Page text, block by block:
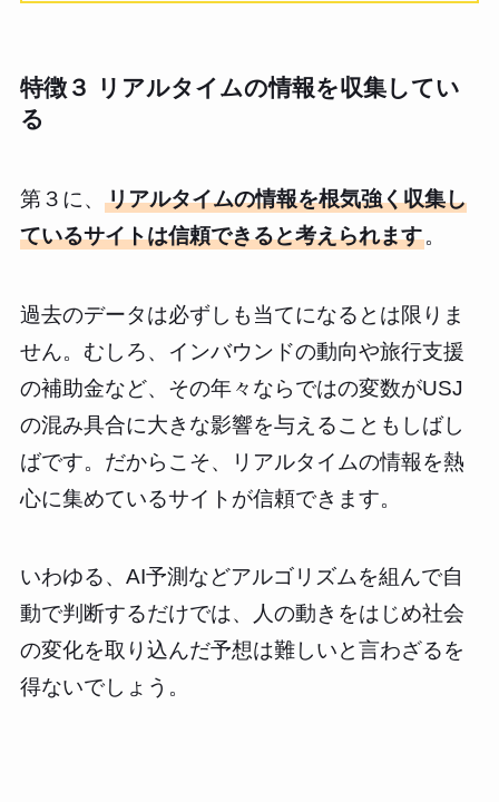
特徴３ リアルタイムの情報を収集してい
る
第３に、 リアルタイムの情報を根気強く収集し
ているサイトは信頼できると考えられます。
過去のデータは必ずしも当てになるとは限りま
せん。むしろ、インバウンドの動向や旅行支援
の補助金など、その年々ならではの変数がUSJ
の混み具合に大きな影響を与えることもしばし
ばです。だからこそ、リアルタイムの情報を熱
心に集めているサイトが信頼できます。
いわゆる、AI予測などアルゴリズムを組んで自
動で判断するだけでは、人の動きをはじめ社会
の変化を取り込んだ予想は難しいと言わざるを
得ないでしょう。